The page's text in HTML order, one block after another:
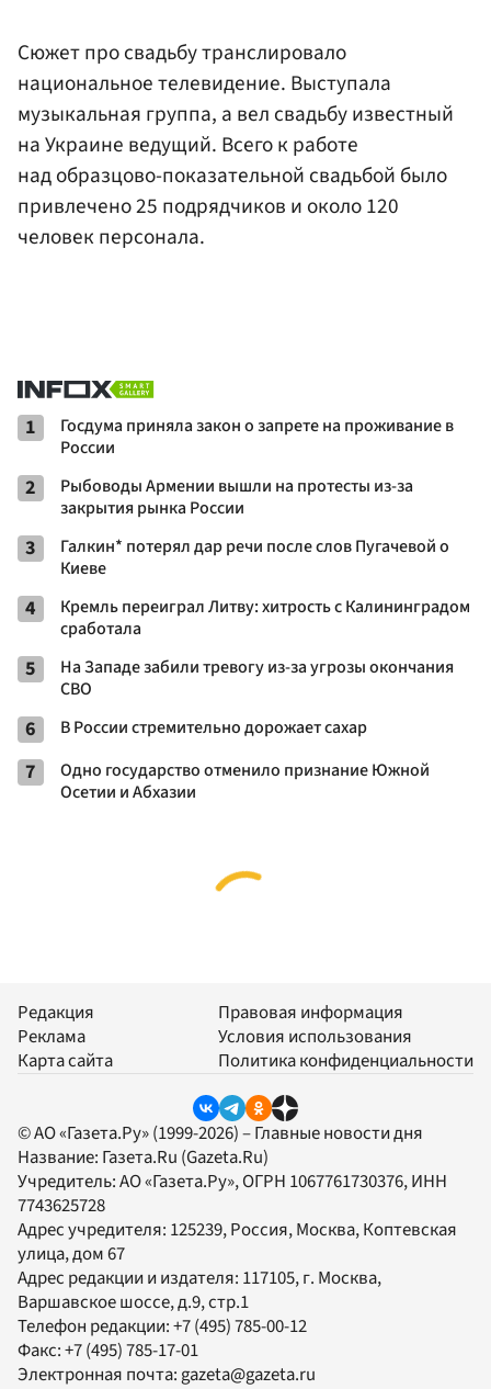
Сюжет про свадьбу транслировало
национальное телевидение. Выступала
музыкальная группа, а вел свадьбу известный
на Украине ведущий. Всего к работе
над образцово-показательной свадьбой было
привлечено 25 подрядчиков и около 120
человек персонала.
1
Госдума приняла закон о запрете на проживание в
России
2
Рыбоводы Армении вышли на протесты из-за
закрытия рынка России
3
Галкин* потерял дар речи после слов Пугачевой о
Киеве
4
Кремль переиграл Литву: хитрость с Калининградом
сработала
5
На Западе забили тревогу из-за угрозы окончания
СВО
6 В России стремительно дорожает сахар
7
Одно государство отменило признание Южной
Осетии и Абхазии
Редакция
Реклама
Карта сайта
Правовая информация
Условия использования
Политика конфиденциальности
© АО «Газета.Ру» (1999-2026) – Главные новости дня
Название: Газета.Ru (Gazeta.Ru)
Учредитель:АО «Газета.Ру», ОГРН 1067761730376, ИНН
7743625728
Адрес учредителя: 125239, Россия, Москва, Коптевская
улица, дом 67
Адрес редакции и издателя: 117105, г. Москва,
Варшавское шоссе, д.9, стр.1
Телефон редакции:+7 (495) 785-00-12
Факс:+7 (495) 785-17-01
Электронная почта:gazeta@gazeta.ru